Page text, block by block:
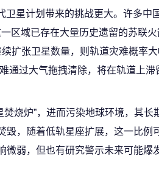
卫星计划带来的挑战更大。许多中
区域已存在大量历史遗留的苏联火
扩张卫星数量，则轨道灾难概率大
通过大气拖拽清除，将在轨道上滞
烧炉”，进而污染地球环境，其长
毁，随着低轨星座扩展，这一比例
微弱，但也有研究警示未来可能爆